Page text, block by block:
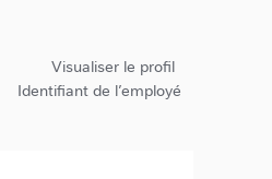
Visualiser le profil
Identifiant de l’employé